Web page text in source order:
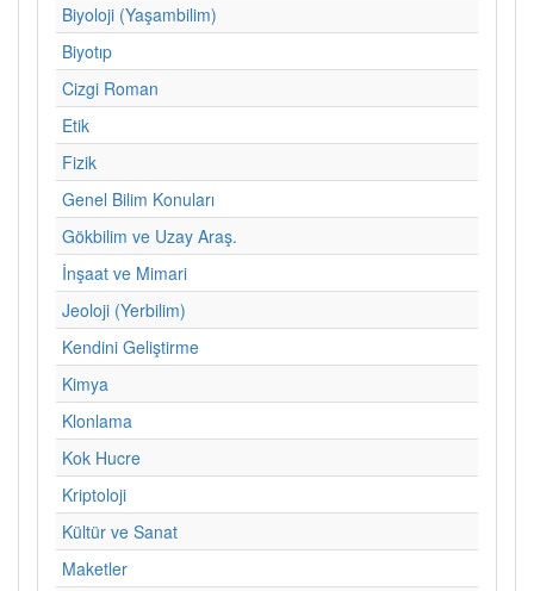
Biyoloji (Yaşambilim)
Biyotıp
Cizgi Roman
Etik
Fizik
Genel Bilim Konuları
Gökbilim ve Uzay Araş.
İnşaat ve Mimari
Jeoloji (Yerbilim)
Kendini Geliştirme
Kimya
Klonlama
Kok Hucre
Kriptoloji
Kültür ve Sanat
Maketler